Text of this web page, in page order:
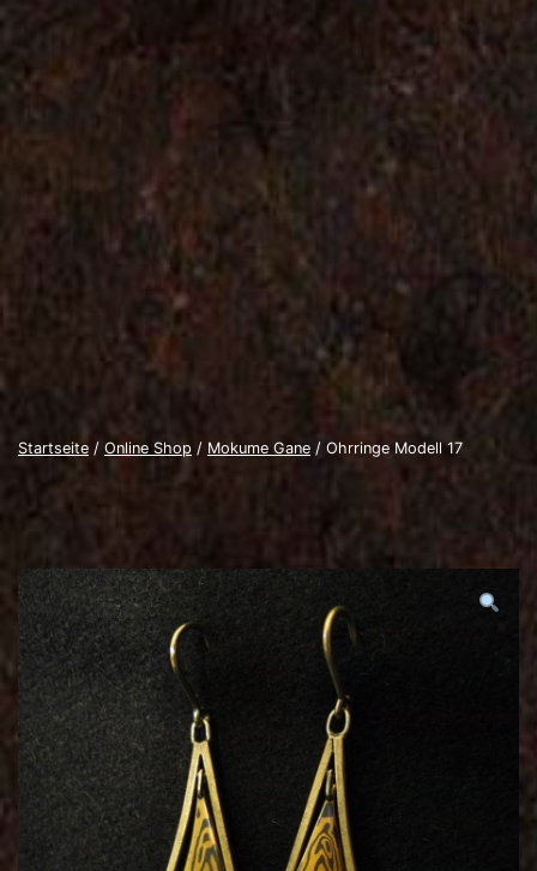
Startseite / Online Shop / Mokume Gane / Ohrringe Modell 17